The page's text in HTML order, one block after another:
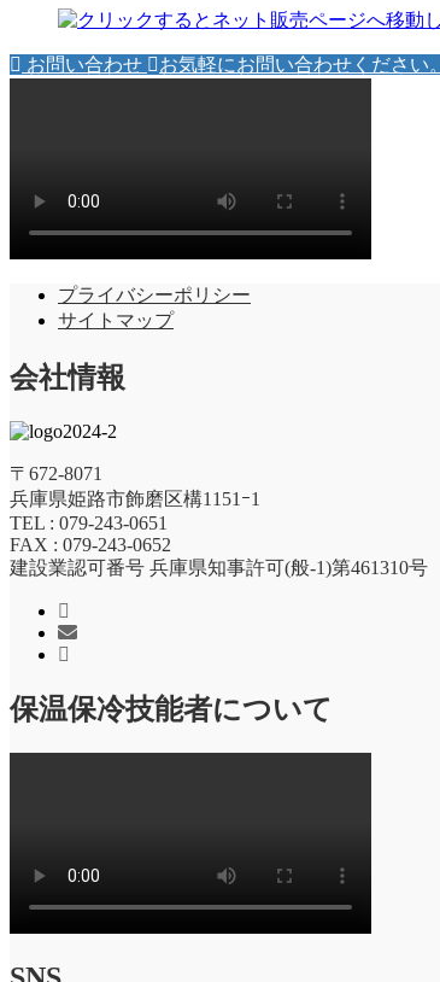
お問い合わせ お気軽にお問い合わせください。
プライバシーポリシー
サイトマップ
会社情報
〒672-8071
兵庫県姫路市飾磨区構1151ｰ1
TEL : 079-243-0651
FAX : 079-243-0652
建設業認可番号 兵庫県知事許可(般-1)第461310号
保温保冷技能者について